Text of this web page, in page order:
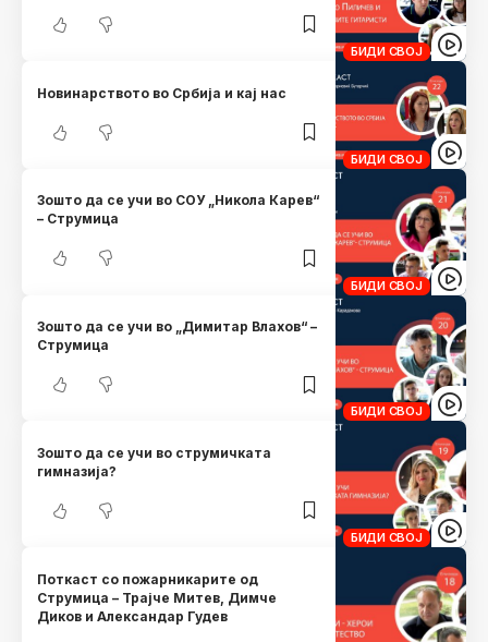
БИДИ СВОЈ
БИДИ СВОЈ
Новинарството во Србија и кај нас
БИДИ СВОЈ
Зошто да се учи во СОУ „Никола Карев“
– Струмица
БИДИ СВОЈ
Зошто да се учи во „Димитар Влахов“ –
Струмица
БИДИ СВОЈ
Зошто да се учи во струмичката
гимназија?
Поткаст со пожарникарите од
Струмица – Трајче Митев, Димче
Диков и Александар Гудев